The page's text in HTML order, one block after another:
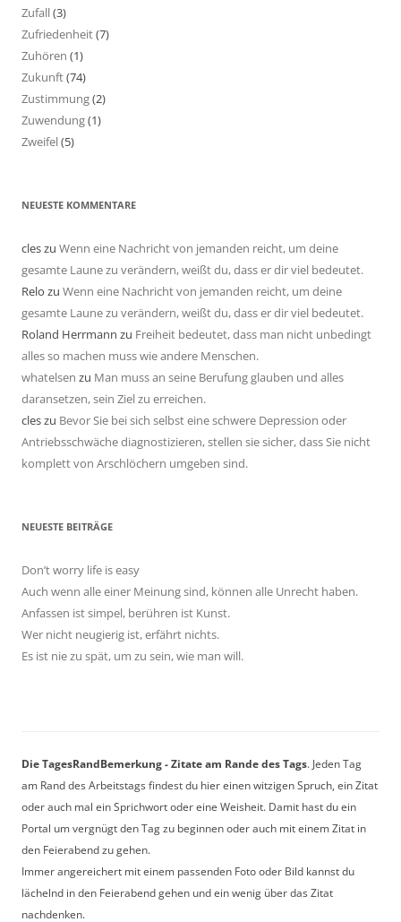
Zufall(3)
Zufriedenheit(7)
Zuhören (1)
Zukunft(74)
Zustimmung(2)
Zuwendung(1)
Zweifel(5)
NEUESTE KOMMENTARE
cleszu Wenn eine Nachricht von jemanden reicht, um deine
gesamte Laune zu verändern, weißt du, dass er dir viel bedeutet.
Relo zu Wenn eine Nachricht von jemanden reicht, um deine
gesamte Laune zu verändern, weißt du, dass er dir viel bedeutet.
Roland Herrmann zu Freiheit bedeutet, dass man nicht unbedingt
alles so machen muss wie andere Menschen.
whatelsen zu Man muss an seine Berufung glauben und alles
daransetzen, sein Ziel zu erreichen.
cleszu Bevor Sie bei sich selbst eine schwere Depression oder
Antriebsschwäche diagnostizieren, stellen sie sicher, dass Sie nicht
komplett von Arschlöchern umgeben sind.
NEUESTE BEITRÄGE
Don’t worry life is easy
Auch wenn alle einer Meinung sind, können alle Unrecht haben.
Anfassen ist simpel, berühren ist Kunst.
Wer nicht neugierig ist, erfährt nichts.
Es ist nie zu spät, um zu sein, wie man will.
Die TagesRandBemerkung - Zitate am Rande des Tags. Jeden Tag
am Rand des Arbeitstags findest du hier einen witzigen Spruch, ein Zitat
oder auch mal ein Sprichwort oder eine Weisheit. Damit hast du ein
Portal um vergnügt den Tag zu beginnen oder auch mit einem Zitat in
den Feierabend zu gehen.
Immer angereichert mit einem passenden Foto oder Bild kannst du
lächelnd in den Feierabend gehen und ein wenig über das Zitat
nachdenken.